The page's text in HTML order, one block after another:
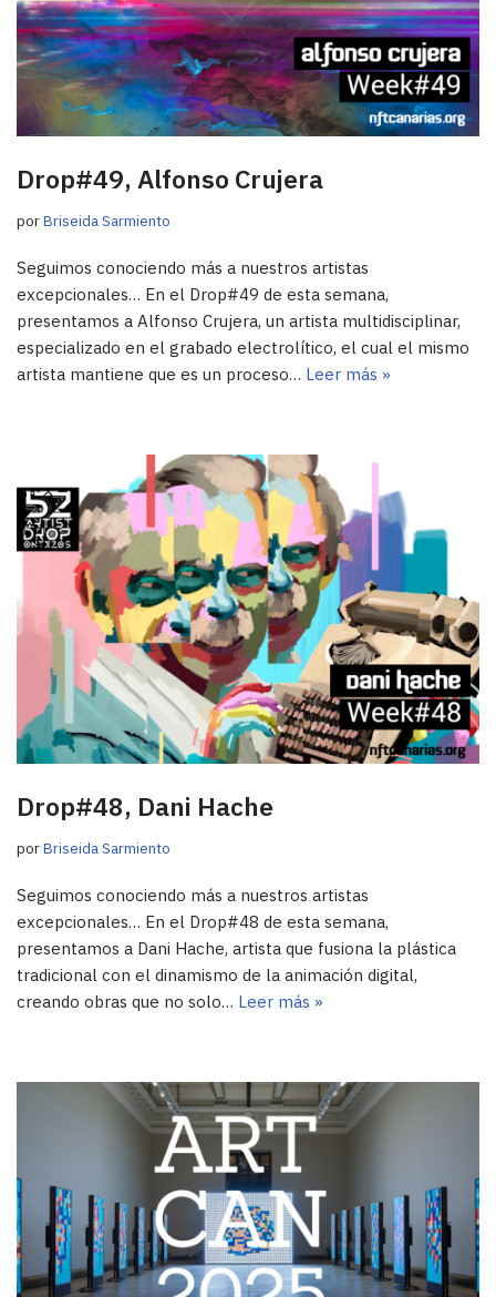
Drop#49, Alfonso Crujera
porBriseida Sarmiento
Seguimos conociendo más a nuestros artistas
excepcionales… En el Drop#49 de esta semana,
presentamos a Alfonso Crujera, un artista multidisciplinar,
especializado en el grabado electrolítico, el cual el mismo
artista mantiene que es un proceso… Leer más »
Drop#48, Dani Hache
porBriseida Sarmiento
Seguimos conociendo más a nuestros artistas
excepcionales… En el Drop#48 de esta semana,
presentamos a Dani Hache, artista que fusiona la plástica
tradicional con el dinamismo de la animación digital,
creando obras que no solo… Leer más »